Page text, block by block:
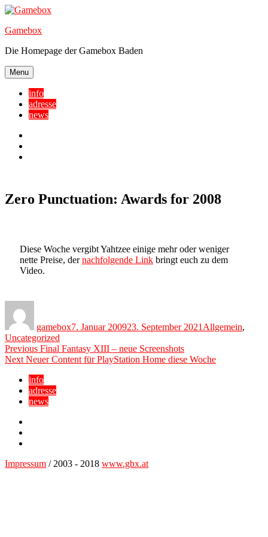
Skip
content
Gamebox
Die Homepage der Gamebox Baden
Menu
info
adresse
news
Zero Punctuation: Awards for 2008
Diese Woche vergibt Yahtzee einige mehr oder weniger
nette Preise, dernachfolgende Link bringt euch zu dem
Video.
gamebox7. Januar 200923. September 2021 Allgemein,
Uncategorized
Beitragsnavigation
Previous Previous
post:
Final Fantasy XIII – neue Screenshots
Next Next
Neuer Content für PlayStation Home diese Woche
info
adresse
news
Impressum / 2003 - 2018 www.gbx.at